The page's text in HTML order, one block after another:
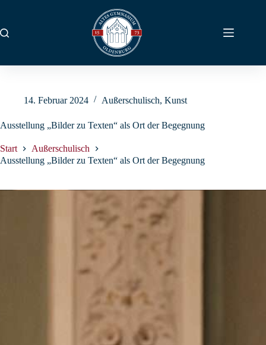
14. Februar 2024 Außerschulisch, Kunst
Ausstellung „Bilder zu Texten“ als Ort der Begegnung
Start
Außerschulisch
Ausstellung „Bilder zu Texten“ als Ort der Begegnung